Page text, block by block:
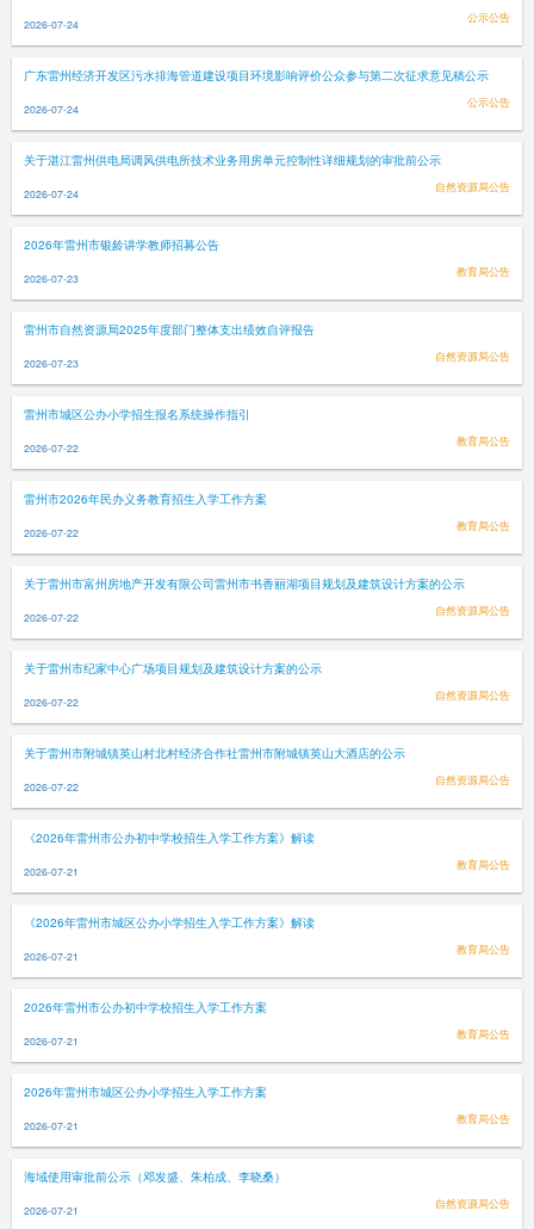
2026-07-24 公示公告
广东雷州经济开发区污水排海管道建设项目环境影响评价公众参与第二次征求意见稿公示
2026-07-24 公示公告
关于湛江雷州供电局调风供电所技术业务用房单元控制性详细规划的审批前公示
2026-07-24 自然资源局公告
2026年雷州市银龄讲学教师招募公告
2026-07-23 教育局公告
雷州市自然资源局2025年度部门整体支出绩效自评报告
2026-07-23 自然资源局公告
雷州市城区公办小学招生报名系统操作指引
2026-07-22 教育局公告
雷州市2026年民办义务教育招生入学工作方案
2026-07-22 教育局公告
关于雷州市富州房地产开发有限公司雷州市书香丽湖项目规划及建筑设计方案的公示
2026-07-22 自然资源局公告
关于雷州市纪家中心广场项目规划及建筑设计方案的公示
2026-07-22 自然资源局公告
关于雷州市附城镇英山村北村经济合作社雷州市附城镇英山大酒店的公示
2026-07-22 自然资源局公告
《2026年雷州市公办初中学校招生入学工作方案》解读
2026-07-21 教育局公告
《2026年雷州市城区公办小学招生入学工作方案》解读
2026-07-21 教育局公告
2026年雷州市公办初中学校招生入学工作方案
2026-07-21 教育局公告
2026年雷州市城区公办小学招生入学工作方案
2026-07-21 教育局公告
海域使用审批前公示（邓发盛、朱柏成、李晓桑）
2026-07-21 自然资源局公告